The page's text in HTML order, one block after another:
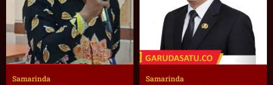
Samarinda Samarinda